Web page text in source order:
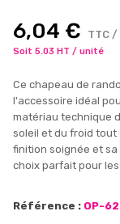
6,04 € TTC
Soit 5.03 HT / unité
Ce chapeau de
l'accessoire idéal
matériau technique
soleil et du froid tout
finition soignée et
choix parfait pour
Référence : OP-